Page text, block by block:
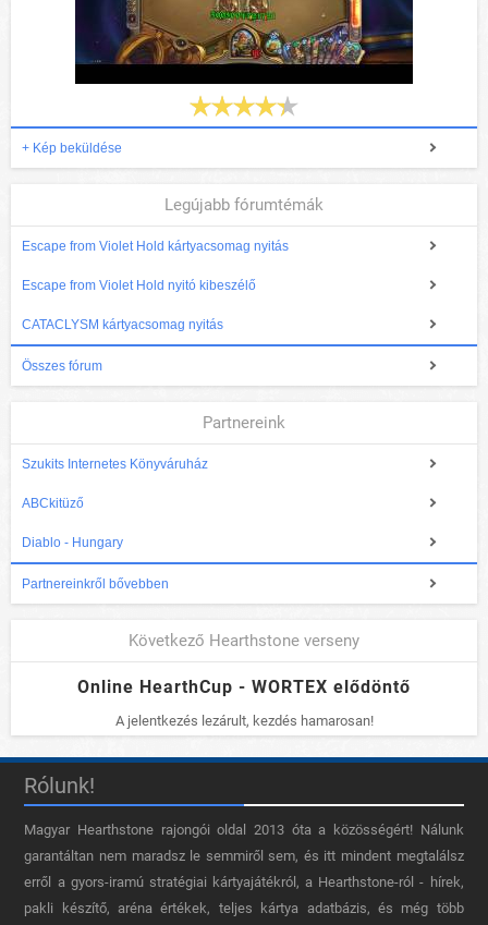
+ Kép beküldése
Legújabb fórumtémák
Escape from Violet Hold kártyacsomag nyitás
Escape from Violet Hold nyitó kibeszélő
CATACLYSM kártyacsomag nyitás
Összes fórum
Partnereink
Szukits Internetes Könyváruház
ABCkitüző
Diablo - Hungary
Partnereinkről bővebben
Következő Hearthstone verseny
Online HearthCup - WORTEX elődöntő
A jelentkezés lezárult, kezdés hamarosan!
Rólunk!
Magyar Hearthstone​ rajongói oldal 2013 óta a közösségért! Nálunk
garantáltan nem maradsz le semmiről sem, és itt mindent megtalálsz
erről a gyors-iramú stratégiai kártyajátékról, a Hearthstone-ról - hírek,
pakli készítő, aréna értékek, teljes kártya adatbázis, és még több